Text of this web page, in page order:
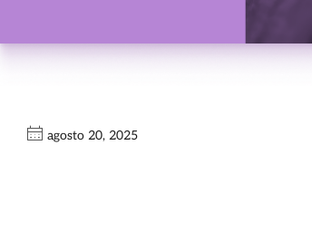
agosto 20, 2025